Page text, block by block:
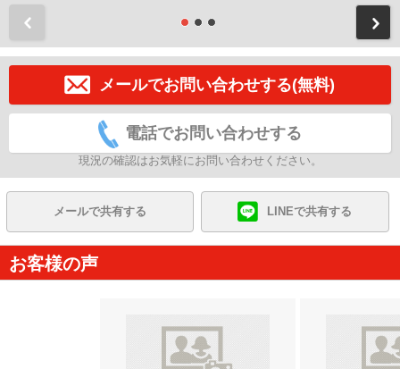
メールでお問い合わせする(無料)
電話でお問い合わせする
現況の確認はお気軽にお問い合わせください。
メールで共有する LINEで共有する
お客様の声